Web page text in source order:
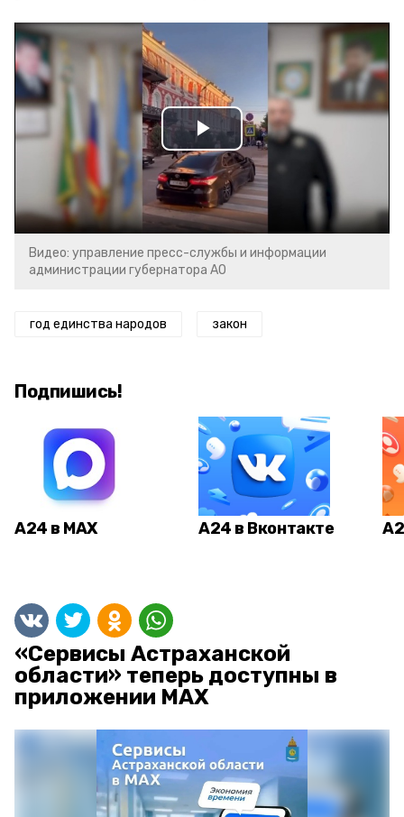
Play
Video
Видео: управление пресс-службы и информации
администрации губернатора АО
год единства народов закон
Подпишись!
А24 в MAX А24 в Вконтакте
«Сервисы Астраханской
области» теперь доступны в
приложении MAX